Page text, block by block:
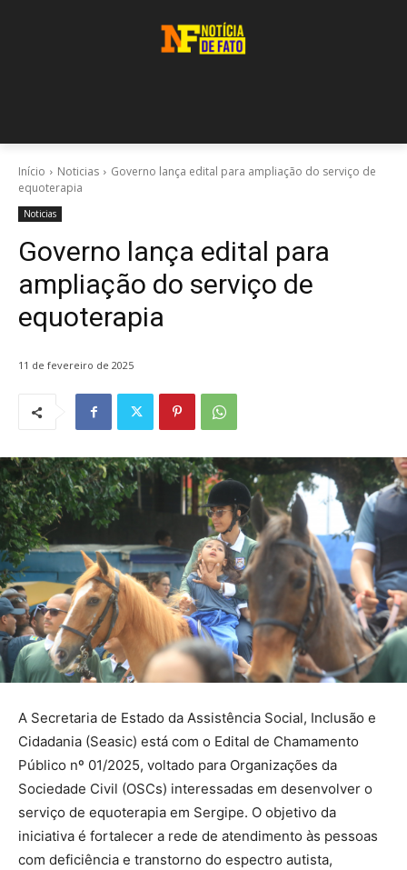
Início Noticias
Governo lança edital para ampliação do serviço de
equoterapia
Noticias
Governo lança edital para
ampliação do serviço de
equoterapia
11 de fevereiro de 2025
A Secretaria de Estado da Assistência Social, Inclusão e
Cidadania (Seasic) está com o Edital de Chamamento
Público nº 01/2025, voltado para Organizações da
Sociedade Civil (OSCs) interessadas em desenvolver o
serviço de equoterapia em Sergipe. O objetivo da
iniciativa é fortalecer a rede de atendimento às pessoas
com deficiência e transtorno do espectro autista,